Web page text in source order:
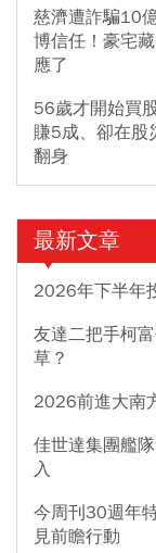
慈濟遭詐騙10
博信任！豪宅
應了
56歲才開始買
賺5成、卻在股
翻身
最新文章
2026年下半年
友達二把手柯
草？
2026前進大南
佳世達集團艦
入
今周刊30週年
見前瞻行動